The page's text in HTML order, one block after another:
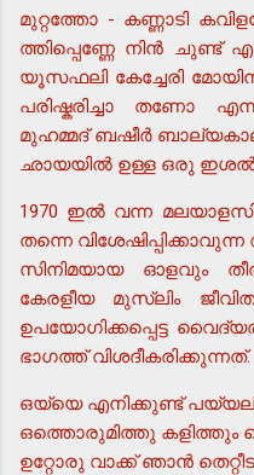
മുറ്റത്തോ - കണ്ണാടി
ത്തിപ്പെണ്ണേ നിന്‍ ചുണ്ട്
യൂസഫലി കേച്ചേരി
പരിഷ്കരിച്ചാ തണോ
മുഹമ്മദ് ബഷീര്‍
ഛായയില്‍ ഉള്ള ഒരു ഇശല്‍
1970 ഇല്‍ വന്ന
തന്നെ
സിനിമയായ ഓളവും
കേരളീയ മുസ്ലിം
ഉപയോഗിക്കപ്പെട്ട
ഭാഗത്ത് വിശദീകരിക്കുന്നത്.
ഒയ്യെ എനിക്കുണ്ട് പയ്യല്
ഒത്തൊരുമിത്തു കളിത്തും
ഉറ്റോരു വാക്ക് ഞാന്‍